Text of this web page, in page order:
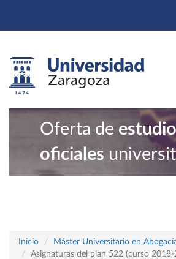
Oferta de
oficiales
Inicio
Máster Universitario en
Asignaturas del plan 522 (curso 2018-